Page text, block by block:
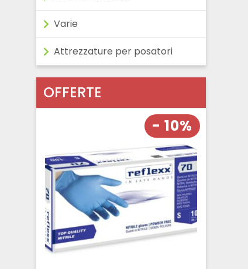
Varie
Attrezzature per posatori
OFFERTE
- 10%